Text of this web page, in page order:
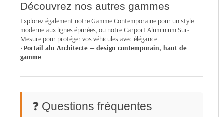
Découvrez nos autres gammes
Explorez également notreGamme Contemporaine pour un style
moderne aux lignes épurées, ou notreCarport Aluminium Sur-
Mesure pour protéger vos véhicules avec élégance.
• Portail alu Architecte — design contemporain, haut de
gamme
❓ Questions fréquentes